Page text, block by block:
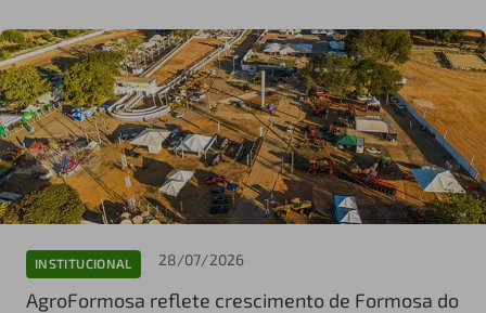
INSTITUCIONAL 28/07/2026
AgroFormosa reflete crescimento de Formosa do